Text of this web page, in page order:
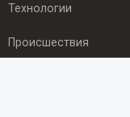
Технологии
Происшествия